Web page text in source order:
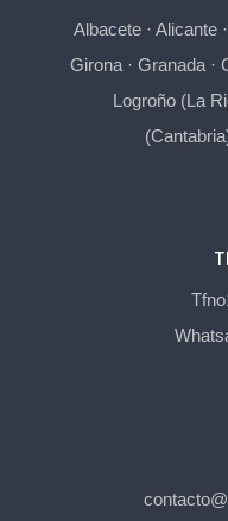
Albacete· Alicante·
Girona· Granada·
Logroño (La